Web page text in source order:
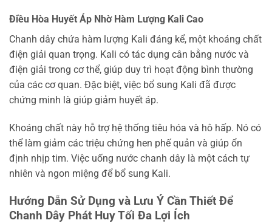
Điều Hòa Huyết Áp Nhờ Hàm Lượng Kali Cao
Chanh dây chứa hàm lượng Kali đáng kể, một khoáng chất
điện giải quan trọng. Kali có tác dụng cân bằng nước và
điện giải trong cơ thể, giúp duy trì hoạt động bình thường
của các cơ quan. Đặc biệt, việc bổ sung Kali đã được
chứng minh là giúp giảm huyết áp.
Khoáng chất này hỗ trợ hệ thống tiêu hóa và hô hấp. Nó có
thể làm giảm các triệu chứng hen phế quản và giúp ổn
định nhịp tim. Việc uống nước chanh dây là một cách tự
nhiên và ngon miệng để bổ sung Kali.
Hướng Dẫn Sử Dụng và Lưu Ý Cần Thiết Để
Chanh Dây Phát Huy Tối Đa Lợi Ích